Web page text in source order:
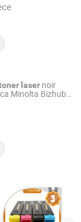
M528c
laser noir
Minolta Bizhub